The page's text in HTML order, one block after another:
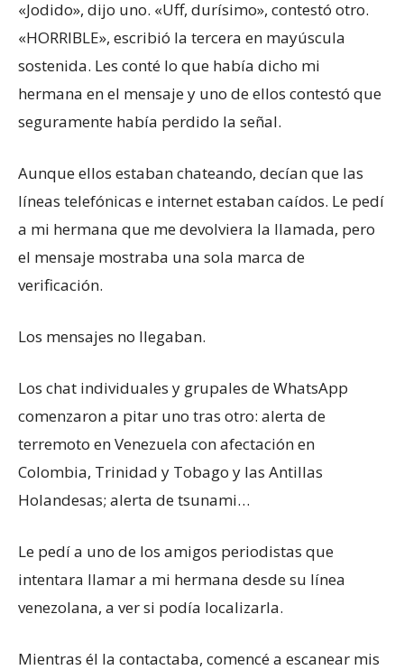
«Jodido», dijo uno. «Uff, durísimo», contestó otro.
«HORRIBLE», escribió la tercera en mayúscula
sostenida. Les conté lo que había dicho mi
hermana en el mensaje y uno de ellos contestó que
seguramente había perdido la señal.
Aunque ellos estaban chateando, decían que las
líneas telefónicas e internet estaban caídos. Le pedí
a mi hermana que me devolviera la llamada, pero
el mensaje mostraba una sola marca de
verificación.
Los mensajes no llegaban.
Los chat individuales y grupales de WhatsApp
comenzaron a pitar uno tras otro: alerta de
terremoto en Venezuela con afectación en
Colombia, Trinidad y Tobago y las Antillas
Holandesas; alerta de tsunami…
Le pedí a uno de los amigos periodistas que
intentara llamar a mi hermana desde su línea
venezolana, a ver si podía localizarla.
Mientras él la contactaba, comencé a escanear mis